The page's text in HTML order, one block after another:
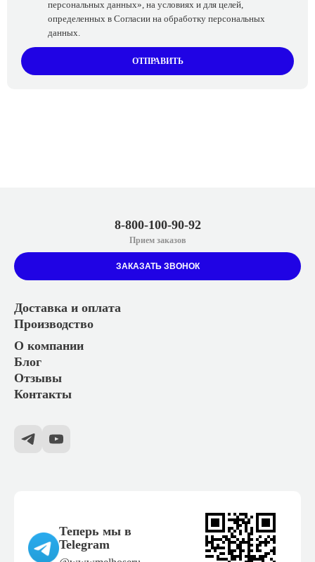
персональных данных», на условиях и для целей,
определенных в Согласии на обработку персональных
данных.
ОТПРАВИТЬ
Доставка и оплата
Производство
О компании
Блог
Отзывы
Контакты
8-800-100-90-92
Прием заказов
ЗАКАЗАТЬ ЗВОНОК
Теперь мы в
Telegram